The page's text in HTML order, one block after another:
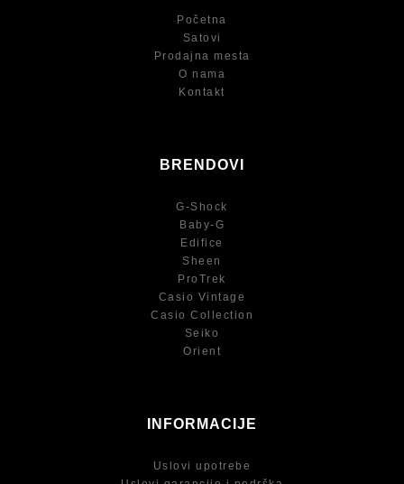
Početna
Satovi
Prodajna mesta
O nama
Kontakt
BRENDOVI
G-Shock
Baby-G
Edifice
Sheen
ProTrek
Casio Vintage
Casio Collection
Seiko
Orient
INFORMACIJE
Uslovi upotrebe